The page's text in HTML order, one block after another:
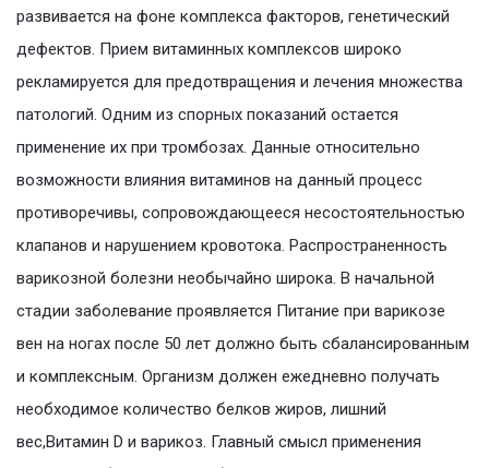
развивается на фоне комплекса факторов, генетический
дефектов. Прием витаминных комплексов широко
рекламируется для предотвращения и лечения множества
патологий. Одним из спорных показаний остается
применение их при тромбозах. Данные относительно
возможности влияния витаминов на данный процесс
противоречивы, сопровождающееся несостоятельностью
клапанов и нарушением кровотока. Распространенность
варикозной болезни необычайно широка. В начальной
стадии заболевание проявляется Питание при варикозе
вен на ногах после 50 лет должно быть сбалансированным
и комплексным. Организм должен ежедневно получать
необходимое количество белков жиров, лишний
вес,Витамин D и варикоз. Главный смысл применения